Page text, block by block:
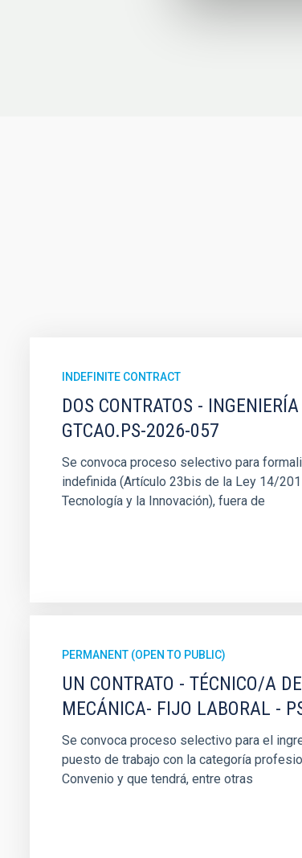
INDEFINITE CONTRACT
DOS CONTRATOS -
GTCAO.PS-2026-057
Se convoca proceso selectivo para
indefinida (Artículo 23bis de la Ley 14/
Tecnología y la Innovación), fuera de
PERMANENT (OPEN TO PUBLIC)
UN CONTRATO - TÉCNICO/A
MECÁNICA- FIJO LABORAL -
Se convoca proceso selectivo para el
puesto de trabajo con la categoría
Convenio y que tendrá, entre otras